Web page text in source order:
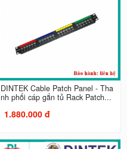
DINTEK Cable Patch Panel - Tha
nh phối cáp gắn tủ Rack Patch...
1.880.000 đ